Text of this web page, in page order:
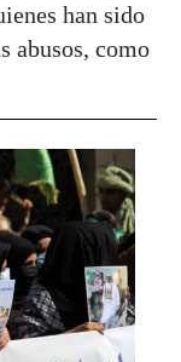
han sido
abusos, como